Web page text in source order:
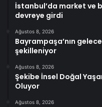
İstanbul’da market ve
devreye girdi
Ağustos 8, 2026
Bayrampaşa’nın
şekilleniyor
Ağustos 8, 2026
Şekibe İnsel Doğal
Oluyor
Ağustos 8, 2026